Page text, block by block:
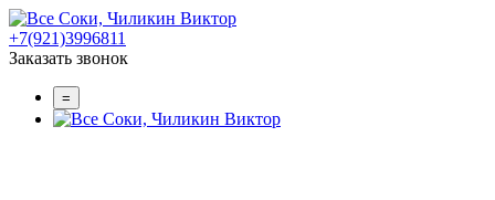
+7(921)3996811
Заказать звонок
=